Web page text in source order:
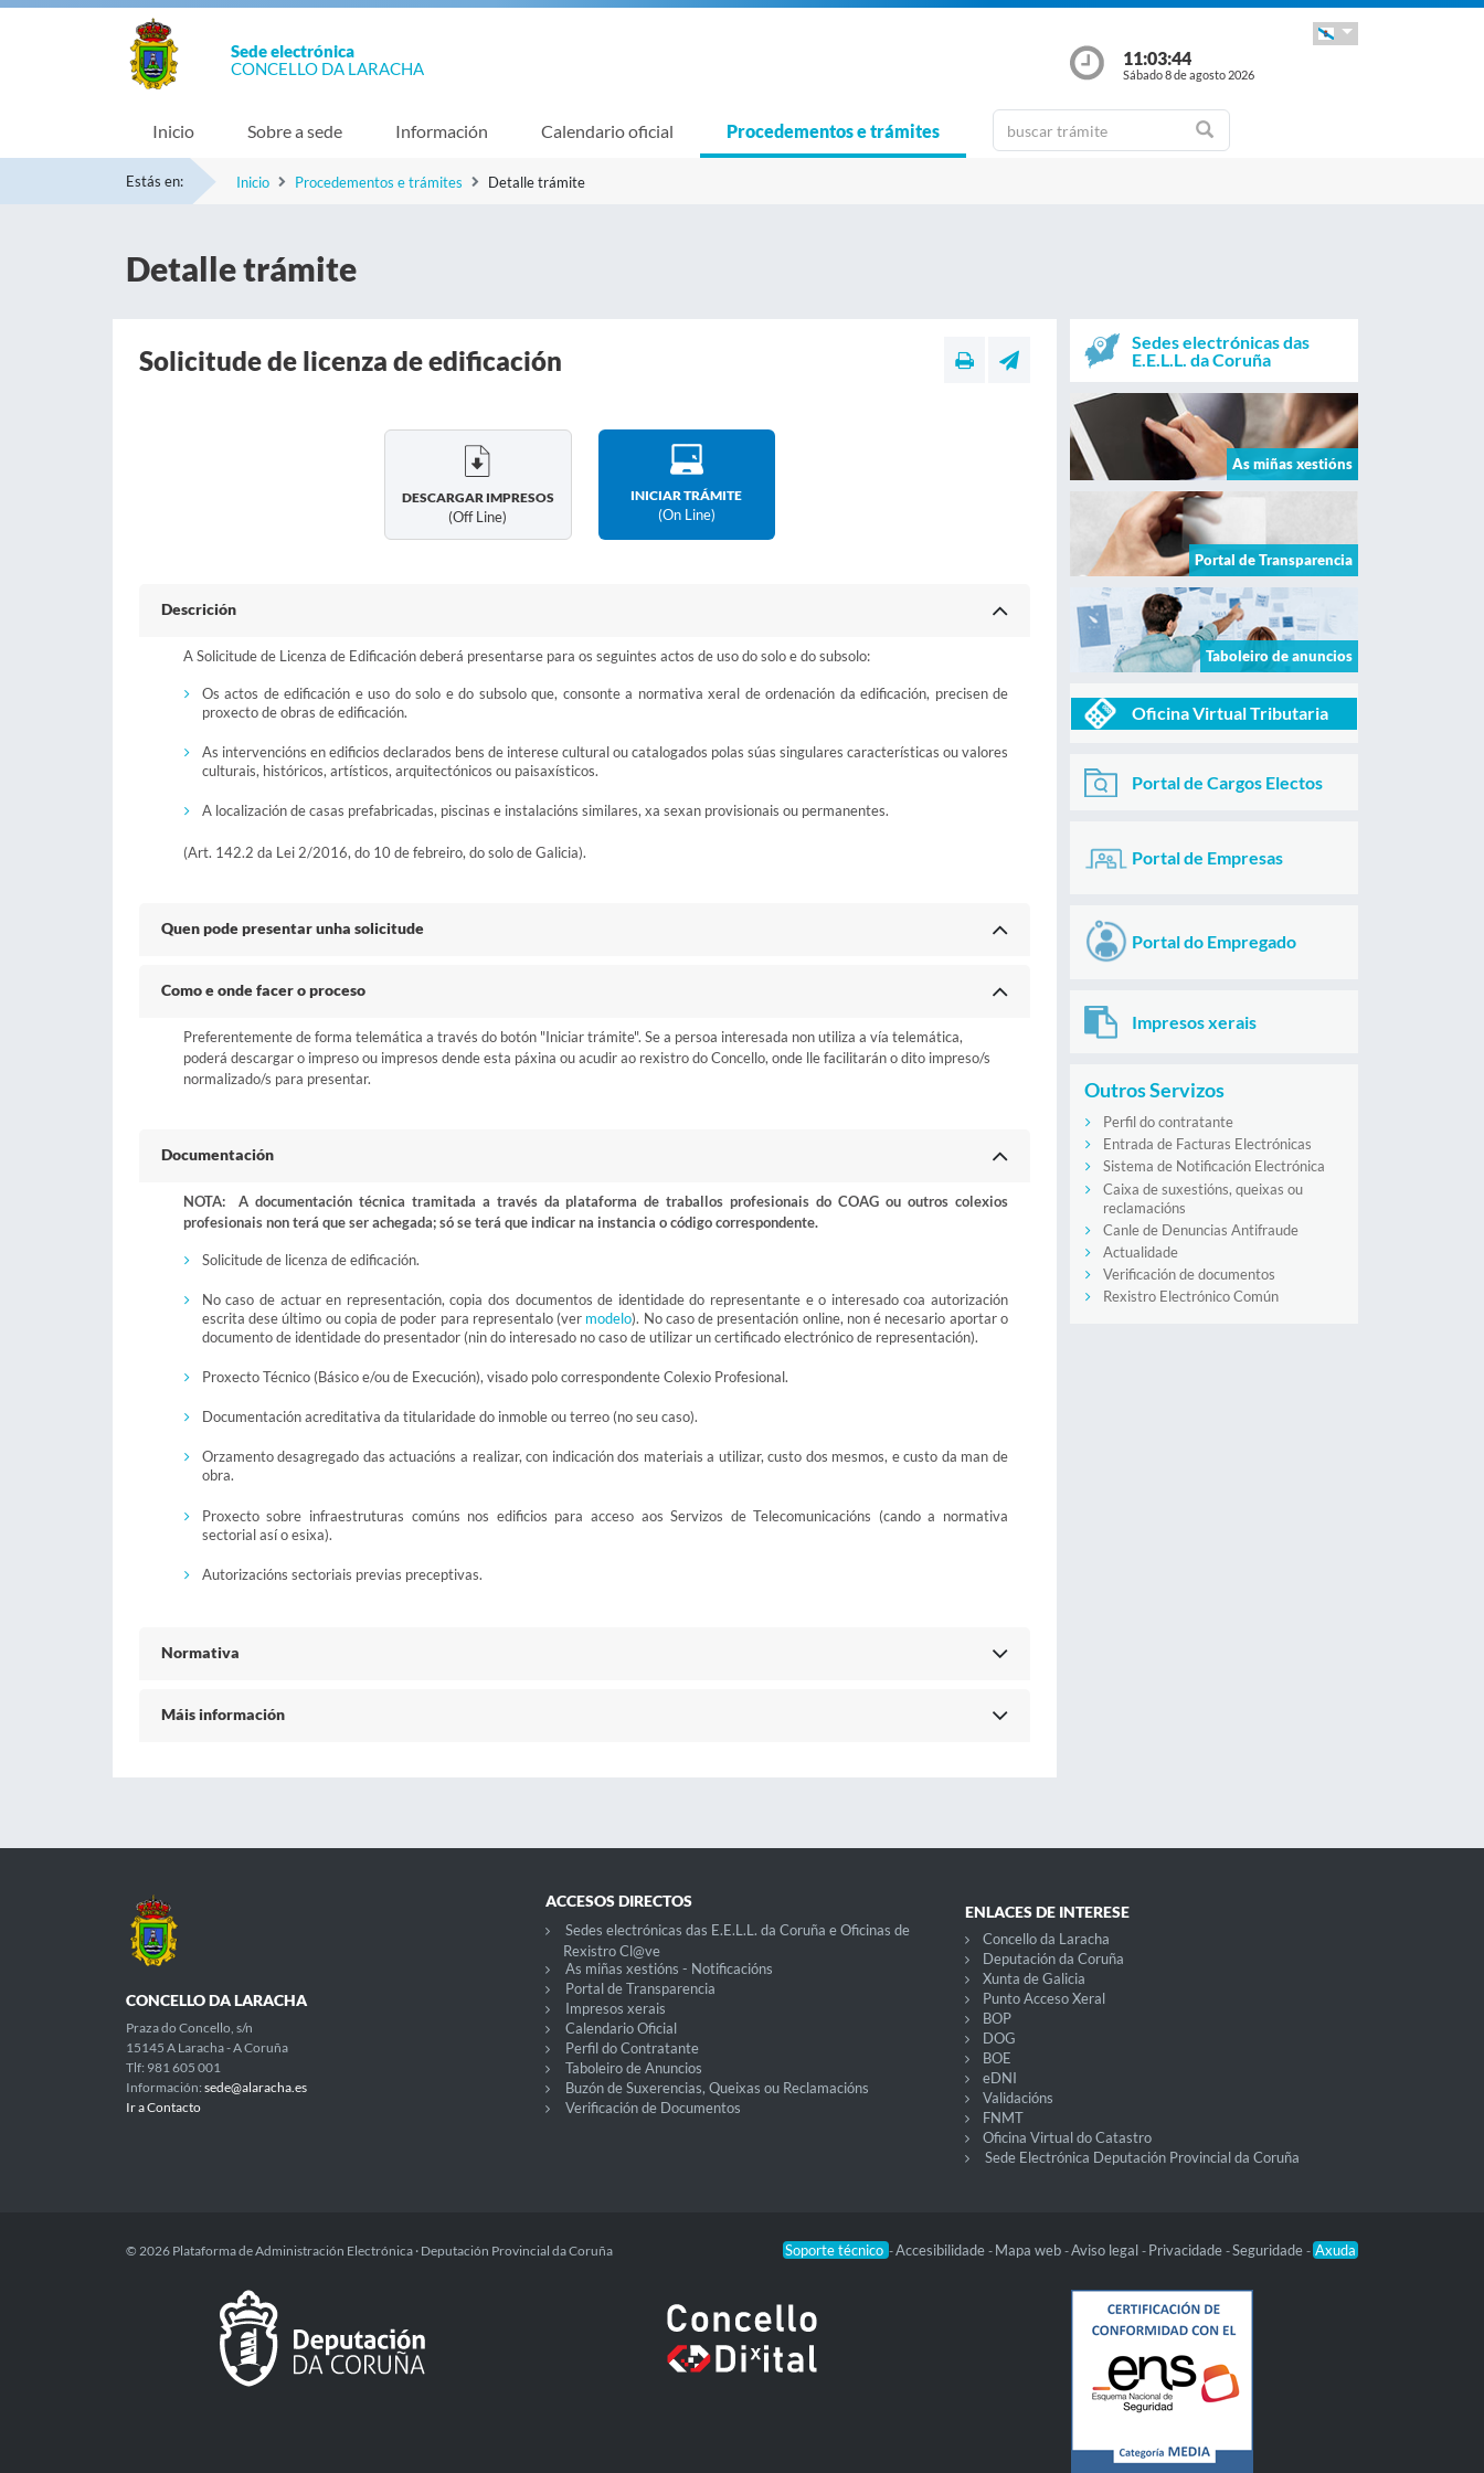
Sede electrónica
CONCELLO DA LARACHA
11:03:44
Sábado 8 de agosto 2026
Inicio Sobre a sede Información Calendario oficial Procedementos e trámites
Estás en: Inicio Procedementos e trámites Detalle trámite
Detalle trámite
Solicitude de licenza de edificación
DESCARGAR IMPRESOS
(off Line)
INICIAR TRÁMITE
(on Line)
Descrición
A Solicitude de Licenza de Edificación deberá presentarse para os seguintes actos de uso do solo e do subsolo:
Os actos de edificación e uso do solo e do subsolo que, consonte a normativa xeral de ordenación da edificación, precisen de
proxecto de obras de edificación.
As intervencións en edificios declarados bens de interese cultural ou catalogados polas súas singulares características ou valores
culturais, históricos, artísticos, arquitectónicos ou paisaxísticos.
A localización de casas prefabricadas, piscinas e instalacións similares, xa sexan provisionais ou permanentes.
(Art. 142.2 da Lei 2/2016, do 10 de febreiro, do solo de Galicia).
Quen pode presentar unha solicitude
Como e onde facer o proceso
Preferentemente de forma telemática a través do botón "Iniciar trámite". Se a persoa interesada non utiliza a vía telemática,
poderá descargar o impreso ou impresos dende esta páxina ou acudir ao rexistro do Concello, onde lle facilitarán o dito impreso/s
normalizado/s para presentar.
Documentación
NOTA: A documentación técnica tramitada a través da plataforma de traballos profesionais do COAG ou outros colexios
profesionais non terá que ser achegada; só se terá que indicar na instancia o código correspondente.
Solicitude de licenza de edificación.
No caso de actuar en representación, copia dos documentos de identidade do representante e o interesado coa autorización
escrita dese último ou copia de poder para representalo (ver modelo). No caso de presentación online, non é necesario aportar o
documento de identidade do presentador (nin do interesado no caso de utilizar un certificado electrónico de representación).
Proxecto Técnico (Básico e/ou de Execución), visado polo correspondente Colexio Profesional.
Documentación acreditativa da titularidade do inmoble ou terreo (no seu caso).
Orzamento desagregado das actuacións a realizar, con indicación dos materiais a utilizar, custo dos mesmos, e custo da man de
obra.
Proxecto sobre infraestruturas comúns nos edificios para acceso aos Servizos de Telecomunicacións (cando a normativa
sectorial así o esixa).
Autorizacións sectoriais previas preceptivas.
Normativa
Máis información
Sedes electrónicas das
E.E.L.L. da Coruña
As miñas xestións
Portal de Transparencia
Taboleiro de anuncios
Oficina Virtual Tributaria
Portal de Cargos Electos
Portal de Empresas
Portal do Empregado
Impresos xerais
Outros Servizos
Perfil do contratante
Entrada de Facturas Electrónicas
Sistema de Notificación Electrónica
Caixa de suxestións, queixas ou
reclamacións
Canle de Denuncias Antifraude
Actualidade
Verificación de documentos
Rexistro Electrónico Común
CONCELLO DA LARACHA
Praza do Concello, s/n
15145 A Laracha - A Coruña
Tlf: 981 605 001
Información: sede@alaracha.es
Ir a Contacto
ACCESOS DIRECTOS
Sedes electrónicas das E.E.L.L. da Coruña e Oficinas de
Rexistro Cl@ve
As miñas xestións - Notificacións
Portal de Transparencia
Impresos xerais
Calendario Oficial
Perfil do Contratante
Taboleiro de Anuncios
Buzón de Suxerencias, Queixas ou Reclamacións
Verificación de Documentos
ENLACES DE INTERESE
Concello da Laracha
Deputación da Coruña
Xunta de Galicia
Punto Acceso Xeral
BOP
DOG
BOE
eDNI
Validacións
FNMT
Oficina Virtual do Catastro
Sede Electrónica Deputación Provincial da Coruña
Soporte técnico -Accesibilidade - Mapa web -Aviso legal - Privacidade -Seguridade - Axuda
© 2026 Plataforma de Administración Electrónica · Deputación Provincial da Coruña